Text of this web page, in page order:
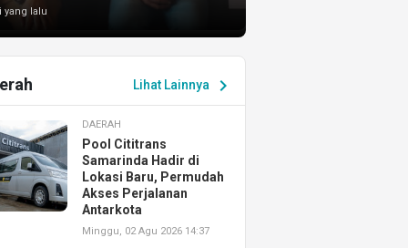
yang lalu
Lihat Lainnya chevron_right
DAERAH
Pool Cititrans
Samarinda Hadir di
Lokasi Baru, Permudah
Akses Perjalanan
Antarkota
Minggu, 02 Agu 2026 14:37